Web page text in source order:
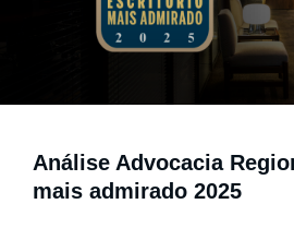
Análise Advocacia
mais admirado 2025